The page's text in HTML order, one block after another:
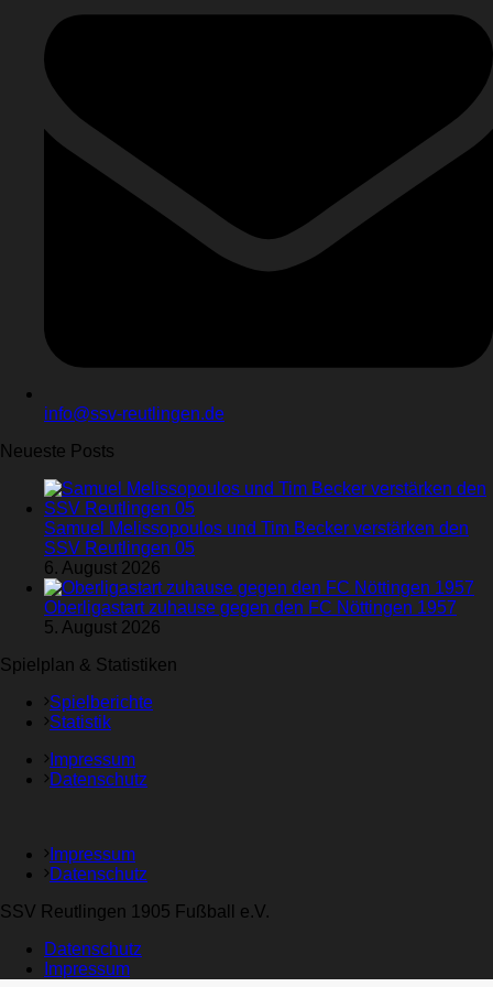
info@ssv-reutlingen.de
Neueste Posts
Samuel Melissopoulos und Tim Becker verstärken den
SSV Reutlingen 05
6. August 2026
Oberligastart zuhause gegen den FC Nöttingen 1957
5. August 2026
Spielplan & Statistiken
Spielberichte
Statistik
Impressum
Datenschutz
Impressum
Datenschutz
SSV Reutlingen 1905 Fußball e.V.
Datenschutz
Impressum